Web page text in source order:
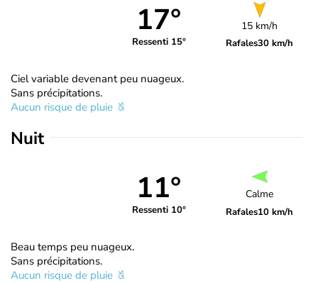
17°
Ressenti 15°
15 km/h
Rafales30 km/h
Ciel variable devenant peu nuageux.
Sans précipitations.
Aucun risque de pluie
Nuit
11°
Ressenti 10°
Calme
Rafales10 km/h
Beau temps peu nuageux.
Sans précipitations.
Aucun risque de pluie